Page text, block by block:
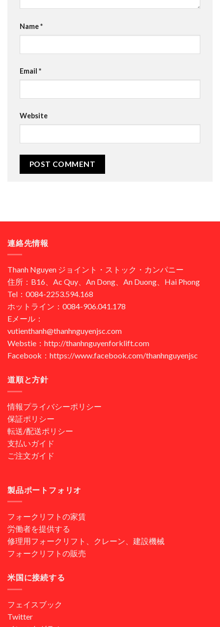
Name*
Email *
Website
連絡先情報
Thanh Nguyen ジョイント・ストック・カンパニー
住所：B16、Ac Quy、An Dong、An Duong、Hai Phong
Tel：0084-2253.594.168
ホットライン：0084-906.041.178
Eメール：
vutienthanh@thanhnguyenjsc.com
Webstie：http://thanhnguyenforklift.com
Facebook：https://www.facebook.com/thanhnguyenjsc
道順と方針
情報プライバシーポリシー
保証ポリシー
転送/配送ポリシー
支払いガイド
ご注文ガイド
製品ポートフォリオ
フォークリフトの家賃
労働者を提供する
修理用フォークリフト、クレーン、建設機械
フォークリフトの販売
米国に接続する
フェイスブック
Twitter